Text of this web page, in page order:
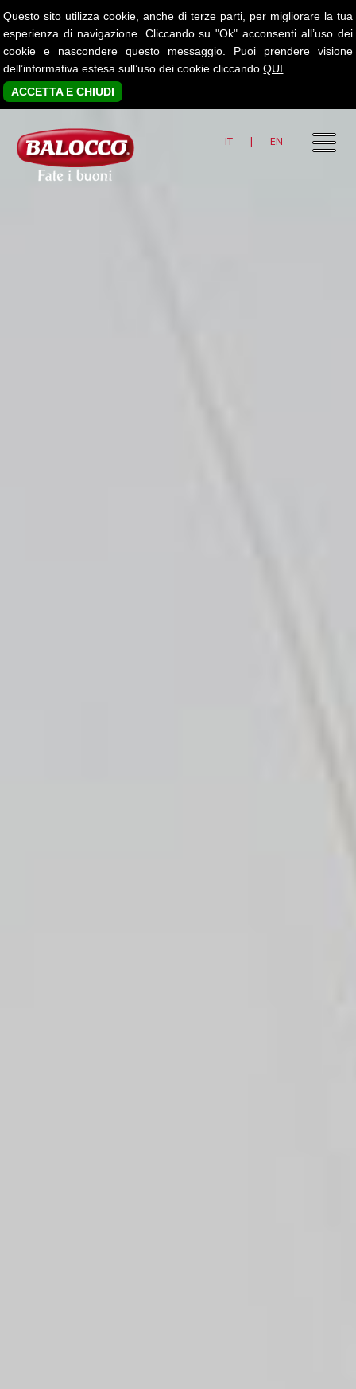
Questo sito utilizza cookie, anche di terze parti, per migliorare la tua
esperienza di navigazione. Cliccando su "Ok" acconsenti all’uso dei
cookie e nascondere questo messaggio. Puoi prendere visione
dell’informativa estesa sull’uso dei cookie cliccandoQUI
ACCETTA E CHIUDI
IT | EN